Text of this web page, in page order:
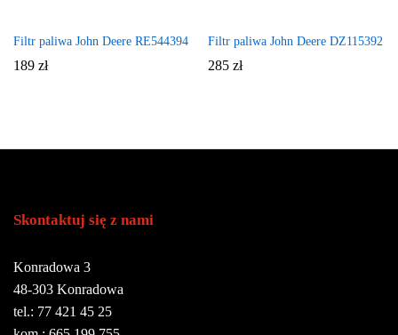
Filtr paliwa John Deere RE544394
189 zł
Filtr paliwa John Deere DZ115392
285 zł
Skontaktuj się z nami
Konradowa 3
48-303 Konradowa
tel.: 77 421 45 25